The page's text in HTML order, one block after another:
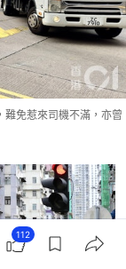
難免惹來司機不滿，亦曾
112